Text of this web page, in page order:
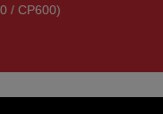
/ CP600)